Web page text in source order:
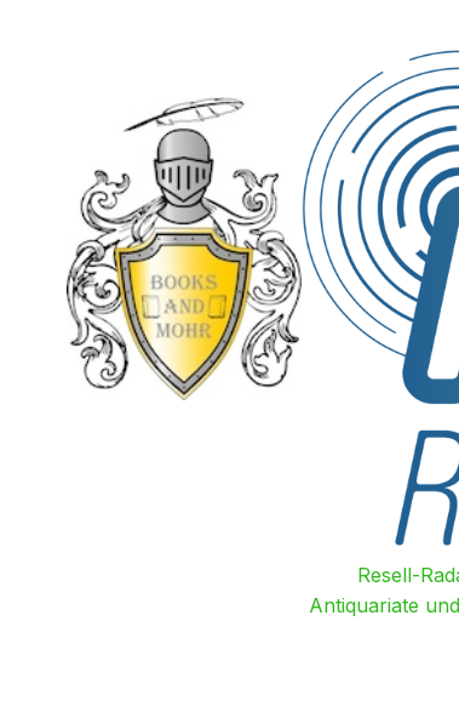
Resell-
Antiquariate